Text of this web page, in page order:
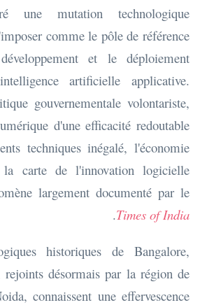
une mutation technologique
comme le pôle de référence
et le déploiement
artificielle applicative.
gouvernementale volontariste,
d'une efficacité redoutable
techniques inégalé, l'économie
la carte de l'innovation logicielle
largement documenté par le
Times of India
.
historiques de Bangalore,
rejoints désormais par la région de
connaissent une effervescence